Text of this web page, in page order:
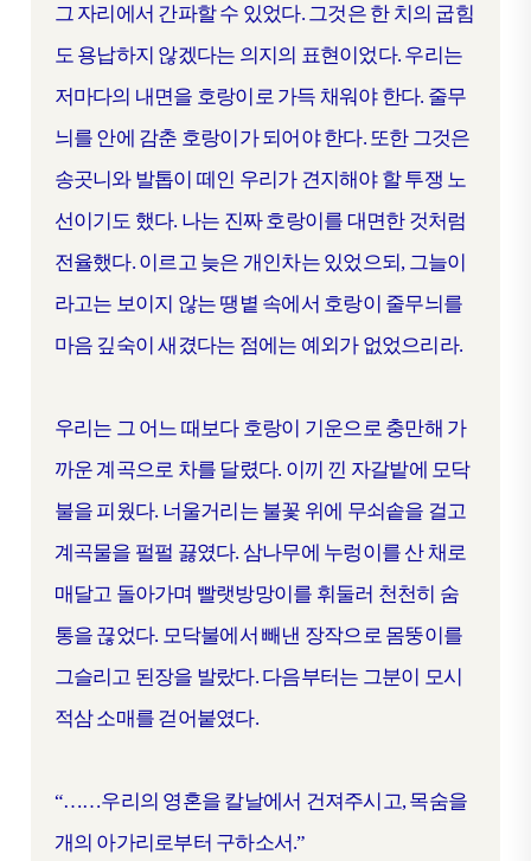
그 자리에서 간파할 수 있었다. 그것은 한 치의 굽힘
도 용납하지 않겠다는 의지의 표현이었다. 우리는
저마다의 내면을 호랑이로 가득 채워야 한다. 줄무
늬를 안에 감춘 호랑이가 되어야 한다. 또한 그것은
송곳니와 발톱이 떼인 우리가 견지해야 할 투쟁 노
선이기도 했다. 나는 진짜 호랑이를 대면한 것처럼
전율했다. 이르고 늦은 개인차는 있었으되, 그늘이
라고는 보이지 않는 땡볕 속에서 호랑이 줄무늬를
마음 깊숙이 새겼다는 점에는 예외가 없었으리라.
우리는 그 어느 때보다 호랑이 기운으로 충만해 가
까운 계곡으로 차를 달렸다. 이끼 낀 자갈밭에 모닥
불을 피웠다. 너울거리는 불꽃 위에 무쇠솥을 걸고
계곡물을 펄펄 끓였다. 삼나무에 누렁이를 산 채로
매달고 돌아가며 빨랫방망이를 휘둘러 천천히 숨
통을 끊었다. 모닥불에서 빼낸 장작으로 몸뚱이를
그슬리고 된장을 발랐다. 다음부터는 그분이 모시
적삼 소매를 걷어붙였다.
“……우리의 영혼을 칼날에서 건져주시고, 목숨을
개의 아가리로부터 구하소서.”